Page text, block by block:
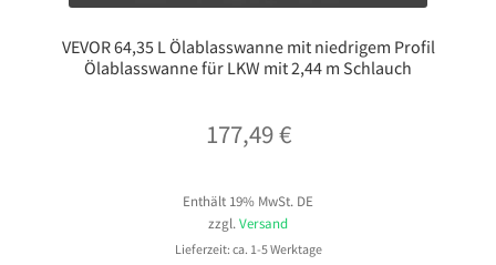
VEVOR 64,35 L Ölablasswanne mit niedrigem Profil
Ölablasswanne für LKW mit 2,44 m Schlauch
177,49€
Enthält 19% MwSt. DE
zzgl. Versand
Lieferzeit: ca. 1-5 Werktage